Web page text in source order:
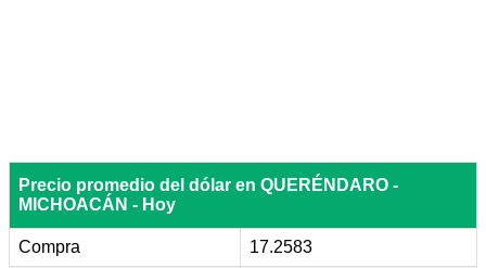
Precio promedio del dólar en QUERÉNDARO -
MICHOACÁN - Hoy
Compra 17.2583